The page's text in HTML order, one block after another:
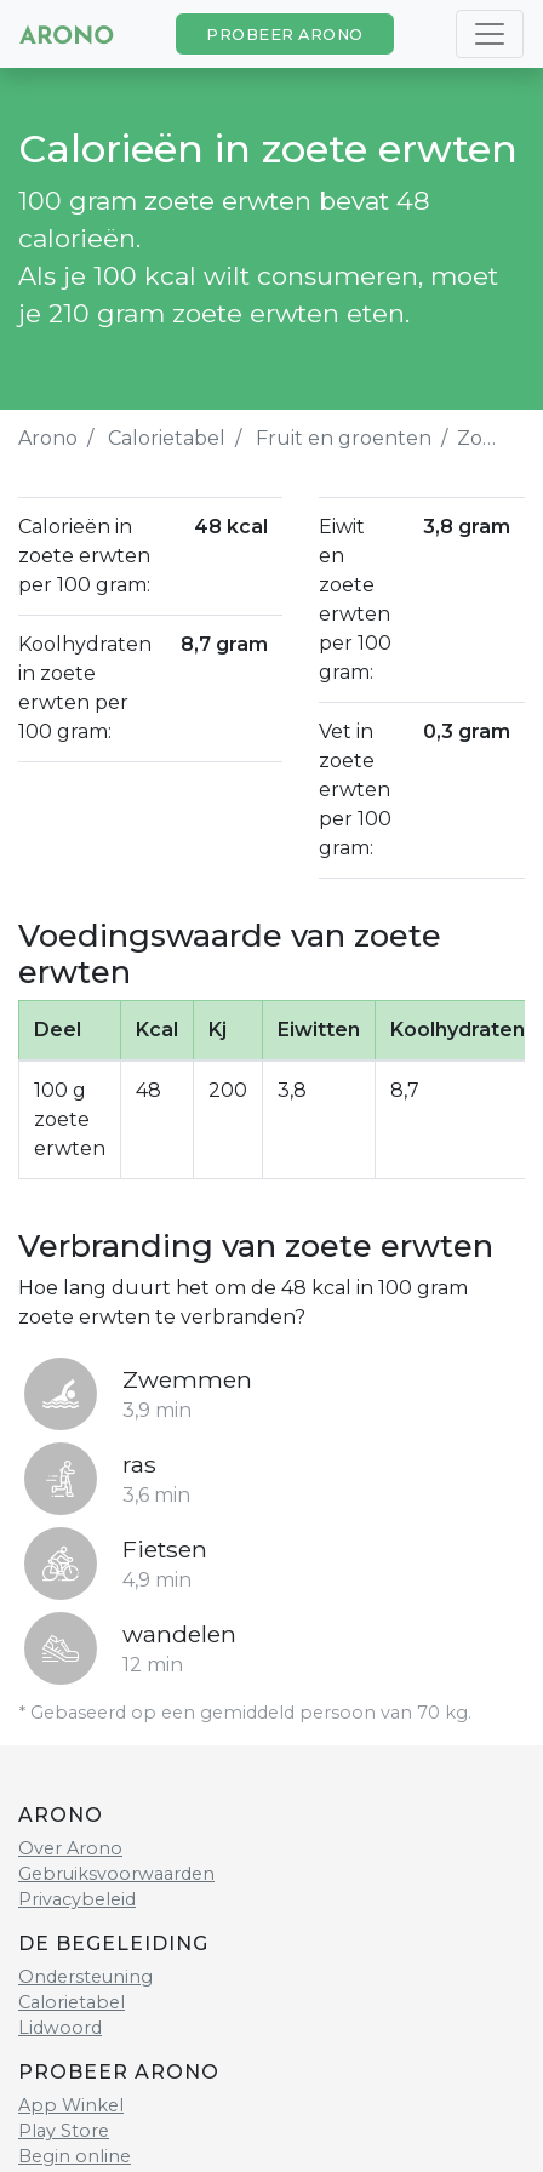
PROBEER ARONO
Calorieën in zoete erwten
100 gram zoete erwten bevat 48
calorieën.
Als je 100 kcal wilt consumeren, moet
je 210 gram zoete erwten eten.
Arono Calorietabel Fruit en groenten Zoete erwten
Calorieën in
zoete erwten
per 100 gram:
48 kcal
Koolhydraten
in zoete
erwten per
100 gram:
8,7 gram
Eiwit
en
zoete
erwten
per 100
gram:
3,8 gram
Vet in
zoete
erwten
per 100
gram:
0,3 gram
Voedingswaarde van zoete
erwten
Deel Kcal Kj Eiwitten Koolhydraten
100 g
zoete
erwten
48 200 3,8 8,7
Verbranding van zoete erwten
Hoe lang duurt het om de 48 kcal in 100 gram
zoete erwten te verbranden?
Zwemmen
3,9 min
ras
3,6 min
Fietsen
4,9 min
wandelen
12 min
* Gebaseerd op een gemiddeld persoon van 70 kg.
ARONO
Over Arono
Gebruiksvoorwaarden
Privacybeleid
DE BEGELEIDING
Ondersteuning
Calorietabel
Lidwoord
PROBEER ARONO
App Winkel
Play Store
Begin online